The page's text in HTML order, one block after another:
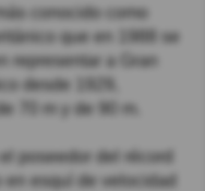
conocido como
que en 1988 se
representar a Gran
desde 1929,
70 m y de 90 m.
poseedor del récord
esquí de velocidad